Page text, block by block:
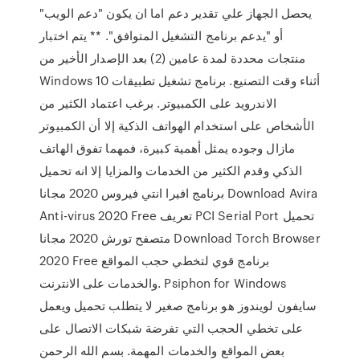
يحصل الجهاز علي تقدير دعم اما ان يكون "دعم الويب"
أو "يدعم برنامج التشغيل المتوافق". ‏** يتم اختبار
منتجات محددة لمدة عامين (2) بعد الإصدار الأخير من
Windows 10 أثناء وقت التصنيع. برنامج تشغيل تطبيقات
الاندرويد على الكمبيوتر. برغب اعتماد الكثير من
الأشخاص على استخدام الهواتف الذكية إلا أن الكمبيوتر
مازال وجوده يمثل أهمية كبيرة، فمهما تفوق الهاتف
الذكي وقدم الكثير من الخدمات والمزايا إلا انه تحميل
برنامج افيرا انتي فيروس 2020 مجانا Download Avira
Anti-virus 2020 Free تعريف PCI Serial Port تحميل
متصفح تورش 2020 مجانا Download Torch Browser
2020 Free برنامج قوي لتخطي حجب المواقع
والخدمات على الانترنت. Psiphon for Windows
سايفون لويندوز هو برنامج صغير لا يتطلب تحميل ويعمل
على تخطي الحجب التي تفرضة شبكات الاتصال على
بعض المواقع والخدمات المهمة. بسم الله الرحمن